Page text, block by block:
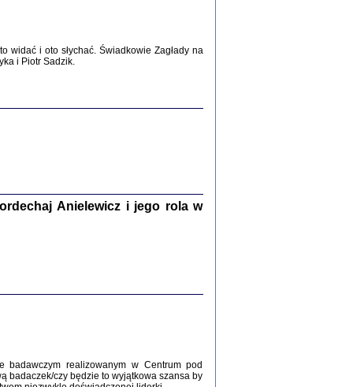
Warszawa 2017
i Mirki Piżyców o życiu w getcie i okupowanej
widać i oto słychać. Świadkowie Zagłady na
i Piotr Sadzik.
Anielewicz i jego rola w
badawczym realizowanym w Centrum pod
badaczek/czy będzie to wyjątkowa szansa by